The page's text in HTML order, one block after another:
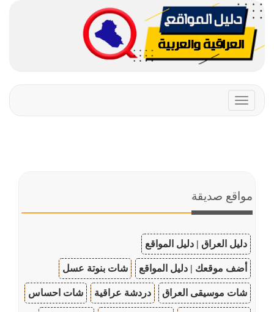
Toggle
navigation
مواقع صديقة
دليل العراق | دليل المواقع
أضف موقعك | دليل المواقع شات بنوتة عسل
شات موسيقى العراق دردشة عراقية شات احساس